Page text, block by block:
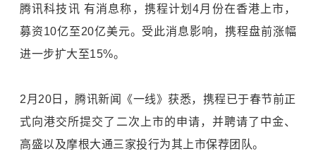
腾讯科技讯 有消息称，携程计划4月份在香港上市，
募资10亿至20亿美元。受此消息影响，携程盘前涨幅
进一步扩大至15%。
2月20日，腾讯新闻《一线》获悉，携程已于春节前正
式向港交所提交了二次上市的申请，并聘请了中金、
高盛以及摩根大通三家投行为其上市保荐团队。